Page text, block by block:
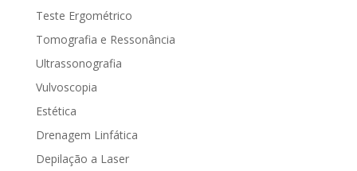
Teste Ergométrico
Tomografia e Ressonância
Ultrassonografia
Vulvoscopia
Estética
Drenagem Linfática
Depilação a Laser